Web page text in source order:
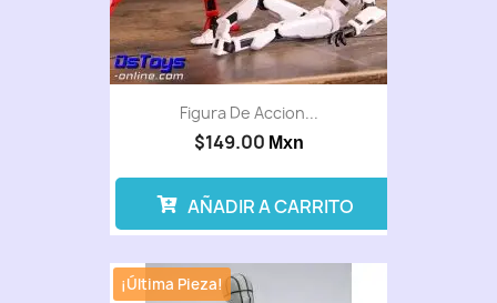
Figura De Accion...
$149.00 Mxn
AÑADIR A CARRITO
¡Última Pieza!